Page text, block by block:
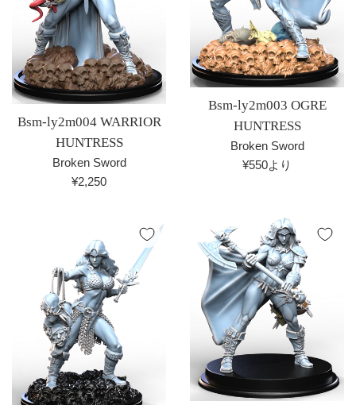
Bsm-ly2m004 WARRIOR
HUNTRESS
Broken Sword
通
¥2,250
Bsm-ly2m003 OGRE
HUNTRESS
Broken Sword
¥550より